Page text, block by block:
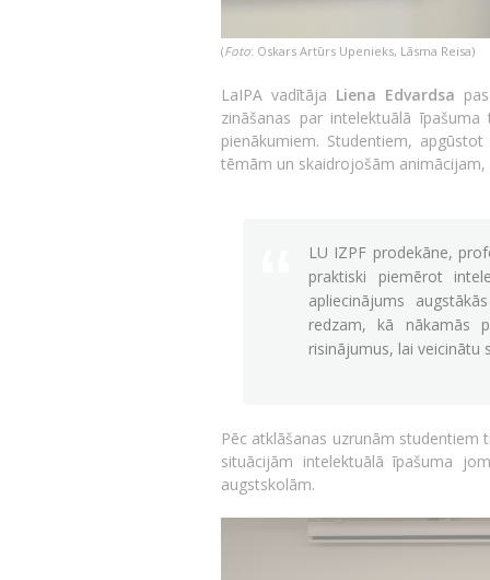
(Foto: Oskars Artūrs Upenieks, Lāsma Reisa)
LaIPA vadītāja Liena Edvardsa
zināšanas par intelektuālā
pienākumiem. Studentiem,
tēmām un skaidrojošām
LU IZPF prodekāne,
praktiski piemērot
apliecinājums
redzam, kā nākamās
risinājumus, lai veicinātu
Pēc atklāšanas uzrunām
situācijām intelektuālā īpašuma
augstskolām.